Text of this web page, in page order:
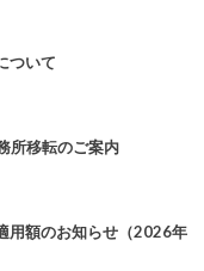
ついて
所移転のご案内
用額のお知らせ（2026年